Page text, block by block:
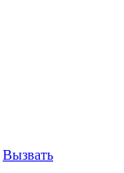
Вызвать